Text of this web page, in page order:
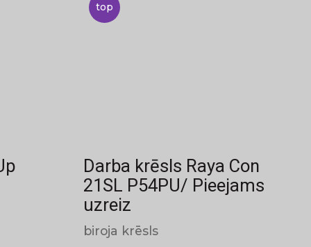
top
Darba krēsls Raya Con
21SL P54PU/ Pieejams
uzreiz
biroja krēsls